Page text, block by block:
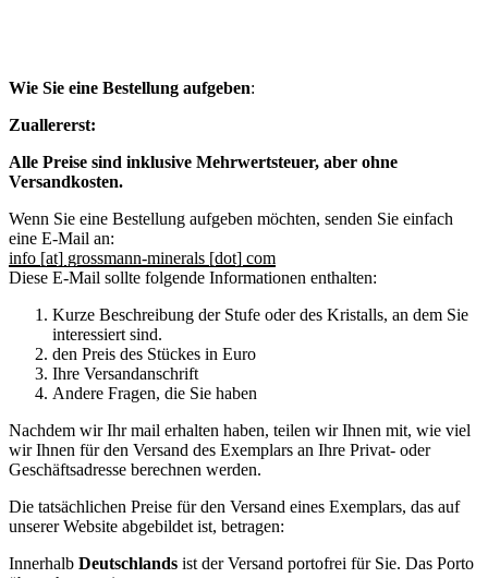
Wie Sie eine Bestellung aufgeben:
Zuallererst:
Alle Preise sind inklusive Mehrwertsteuer, aber ohne
Versandkosten.
Wenn Sie eine Bestellung aufgeben möchten, senden Sie einfach
eine E-Mail an:
info [at] grossmann-minerals [dot] com
Diese E-Mail sollte folgende Informationen enthalten:
Kurze Beschreibung der Stufe oder des Kristalls, an dem Sie
interessiert sind.
den Preis des Stückes in Euro
Ihre Versandanschrift
Andere Fragen, die Sie haben
Nachdem wir Ihr mail erhalten haben, teilen wir Ihnen mit, wie viel
wir Ihnen für den Versand des Exemplars an Ihre Privat- oder
Geschäftsadresse berechnen werden.
Die tatsächlichen Preise für den Versand eines Exemplars, das auf
unserer Website abgebildet ist, betragen:
Innerhalb Deutschlands ist der Versand portofrei für Sie. Das Porto